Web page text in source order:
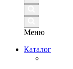
Меню
Каталог